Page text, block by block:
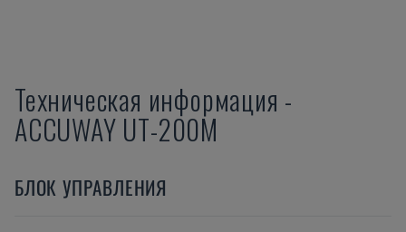
Техническая информация -
ACCUWAY UT-200M
БЛОК УПРАВЛЕНИЯ